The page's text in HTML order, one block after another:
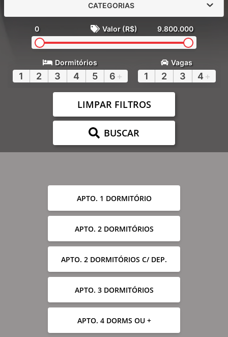
CATEGORIAS
0 Valor (R$) 9.800.000
Dormitórios
1 2 3 4 5 6 +
Vagas
1 2 3 4 +
LIMPAR FILTROS
BUSCAR
APTO. 1 DORMITÓRIO
APTO. 2 DORMITÓRIOS
APTO. 2 DORMITÓRIOS C/ DEP.
APTO. 3 DORMITÓRIOS
APTO. 4 DORMS OU +